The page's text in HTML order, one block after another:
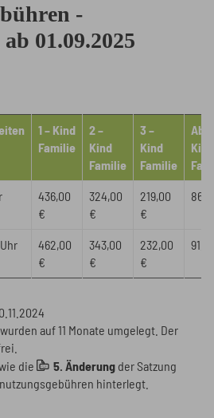
-
01.09.2025
1 – Kind
Familie
2 –
Kind
Familie
3 –
Kind
Familie
Ab
Kind
436,00
€
324,00
€
219,00
€
462,00
€
343,00
€
232,00
€
auf 11 Monate umgelegt. Der
die 5. Änderung der Satzung
hinterlegt.